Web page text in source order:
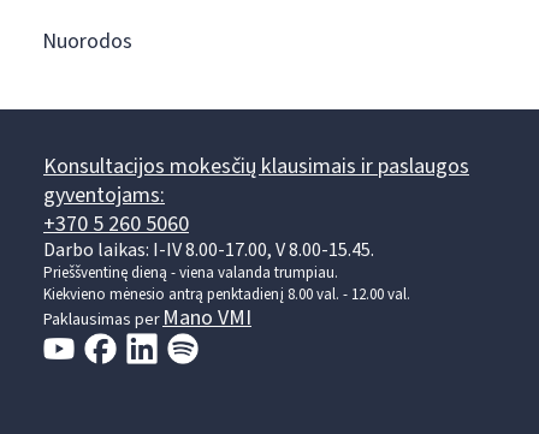
Nuorodos
Konsultacijos mokesčių klausimais ir paslaugos
gyventojams:
+370 5 260 5060
Darbo laikas: I-IV 8.00-17.00, V 8.00-15.45.
Prieššventinę dieną - viena valanda trumpiau.
Kiekvieno mėnesio antrą penktadienį 8.00 val. - 12.00 val.
Paklausimas perMano VMI